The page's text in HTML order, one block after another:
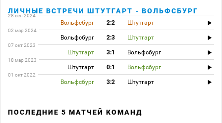
ЛИЧНЫЕ ВСТРЕЧИ ШТУТГАРТ - ВОЛЬФСБУРГ
28 сен 2024
Вольфсбург 2:2 Штутгарт
02 мар 2024
Вольфсбург 2:3 Штутгарт
07 окт 2023
Штутгарт 3:1 Вольфсбург
18 мар 2023
Штутгарт 0:1 Вольфсбург
01 окт 2022
Вольфсбург 3:2 Штутгарт
ПОСЛЕДНИЕ 5 МАТЧЕЙ КОМАНД